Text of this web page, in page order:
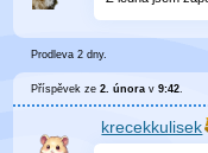
Prodleva 2 dny.
Příspěvek ze2. února v9:42
krecekkulisek